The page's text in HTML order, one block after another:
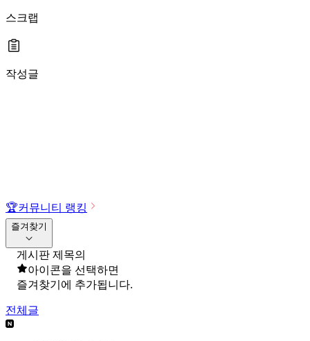
스크랩
작성글
🏆커뮤니티 랭킹
즐겨찾기
게시판 제목의
아이콘을 선택하면
즐겨찾기에 추가됩니다.
전체글